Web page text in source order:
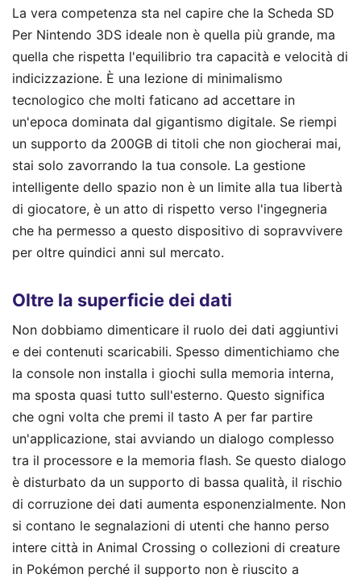
La vera competenza sta nel capire che la Scheda SD
Per Nintendo 3DS ideale non è quella più grande, ma
quella che rispetta l'equilibrio tra capacità e velocità di
indicizzazione. È una lezione di minimalismo
tecnologico che molti faticano ad accettare in
un'epoca dominata dal gigantismo digitale. Se riempi
un supporto da 200GB di titoli che non giocherai mai,
stai solo zavorrando la tua console. La gestione
intelligente dello spazio non è un limite alla tua libertà
di giocatore, è un atto di rispetto verso l'ingegneria
che ha permesso a questo dispositivo di sopravvivere
per oltre quindici anni sul mercato.
Oltre la superficie dei dati
Non dobbiamo dimenticare il ruolo dei dati aggiuntivi
e dei contenuti scaricabili. Spesso dimentichiamo che
la console non installa i giochi sulla memoria interna,
ma sposta quasi tutto sull'esterno. Questo significa
che ogni volta che premi il tasto A per far partire
un'applicazione, stai avviando un dialogo complesso
tra il processore e la memoria flash. Se questo dialogo
è disturbato da un supporto di bassa qualità, il rischio
di corruzione dei dati aumenta esponenzialmente. Non
si contano le segnalazioni di utenti che hanno perso
intere città in Animal Crossing o collezioni di creature
in Pokémon perché il supporto non è riuscito a